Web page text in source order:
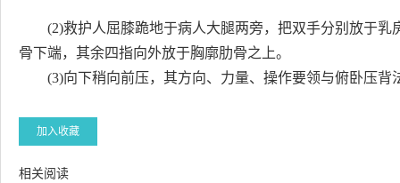
(2)救护人屈膝跪地于病人大腿两旁，把双手分别放于
骨下端，其余四指向外放于胸廓肋骨之上。
(3)向下稍向前压，其方向、力量、操作要领与俯卧压背
加入收藏
相关阅读